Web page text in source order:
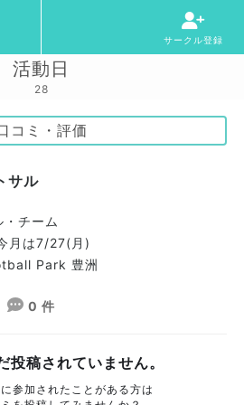
サークル登録
活動日
28
コミ・評価
サル
チーム
は7/27(月)
Park 豊洲
0 件
投稿されていません。
参加されたことがある方は